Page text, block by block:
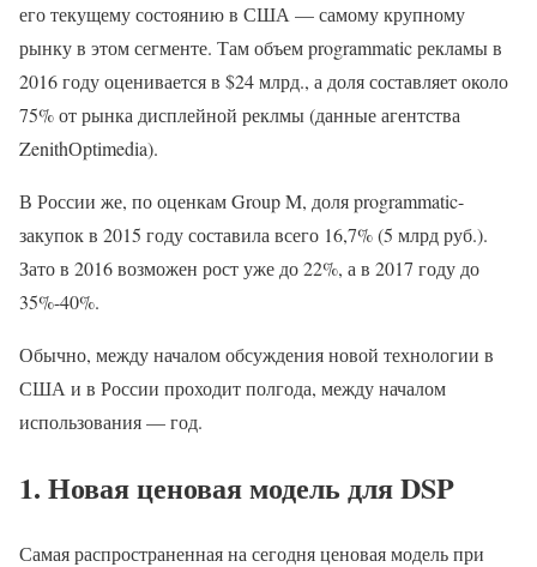
его текущему состоянию в США — самому крупному
рынку в этом сегменте. Там объем programmatic рекламы в
2016 году оценивается в $24 млрд., а доля составляет около
75% от рынка дисплейной реклмы (данные агентства
ZenithОptimedia).
В России же, по оценкам Group M, доля programmatic-
закупок в 2015 году составила всего 16,7% (5 млрд руб.).
Зато в 2016 возможен рост уже до 22%, а в 2017 году до
35%-40%.
Обычно, между началом обсуждения новой технологии в
США и в России проходит полгода, между началом
использования — год.
1. Новая ценовая модель для DSP
Самая распространенная на сегодня ценовая модель при